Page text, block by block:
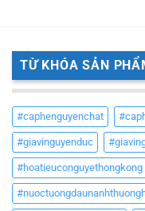
TỪ KHÓA SẢN
#caphenguyenchat
#giavinguyenduc
#hoatieuconguyethongkong